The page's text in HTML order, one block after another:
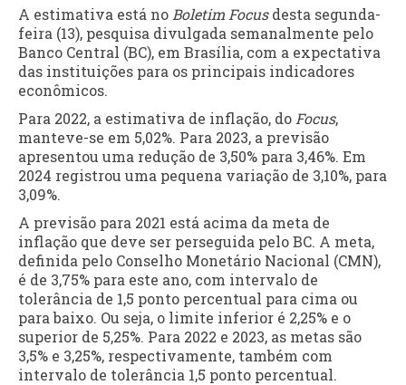
A estimativa está no Boletim Focusdesta segunda-
feira (13), pesquisa divulgada semanalmente pelo
Banco Central (BC), em Brasília, com a expectativa
das instituições para os principais indicadores
econômicos.
Para 2022, a estimativa de inflação, do Focus,
manteve-se em 5,02%. Para 2023, a previsão
apresentou uma redução de 3,50% para 3,46%. Em
2024 registrou uma pequena variação de 3,10%, para
3,09%.
A previsão para 2021 está acima da meta de
inflação que deve ser perseguida pelo BC. A meta,
definida pelo Conselho Monetário Nacional (CMN),
é de 3,75% para este ano, com intervalo de
tolerância de 1,5 ponto percentual para cima ou
para baixo. Ou seja, o limite inferior é 2,25% e o
superior de 5,25%. Para 2022 e 2023, as metas são
3,5% e 3,25%, respectivamente, também com
intervalo de tolerância 1,5 ponto percentual.